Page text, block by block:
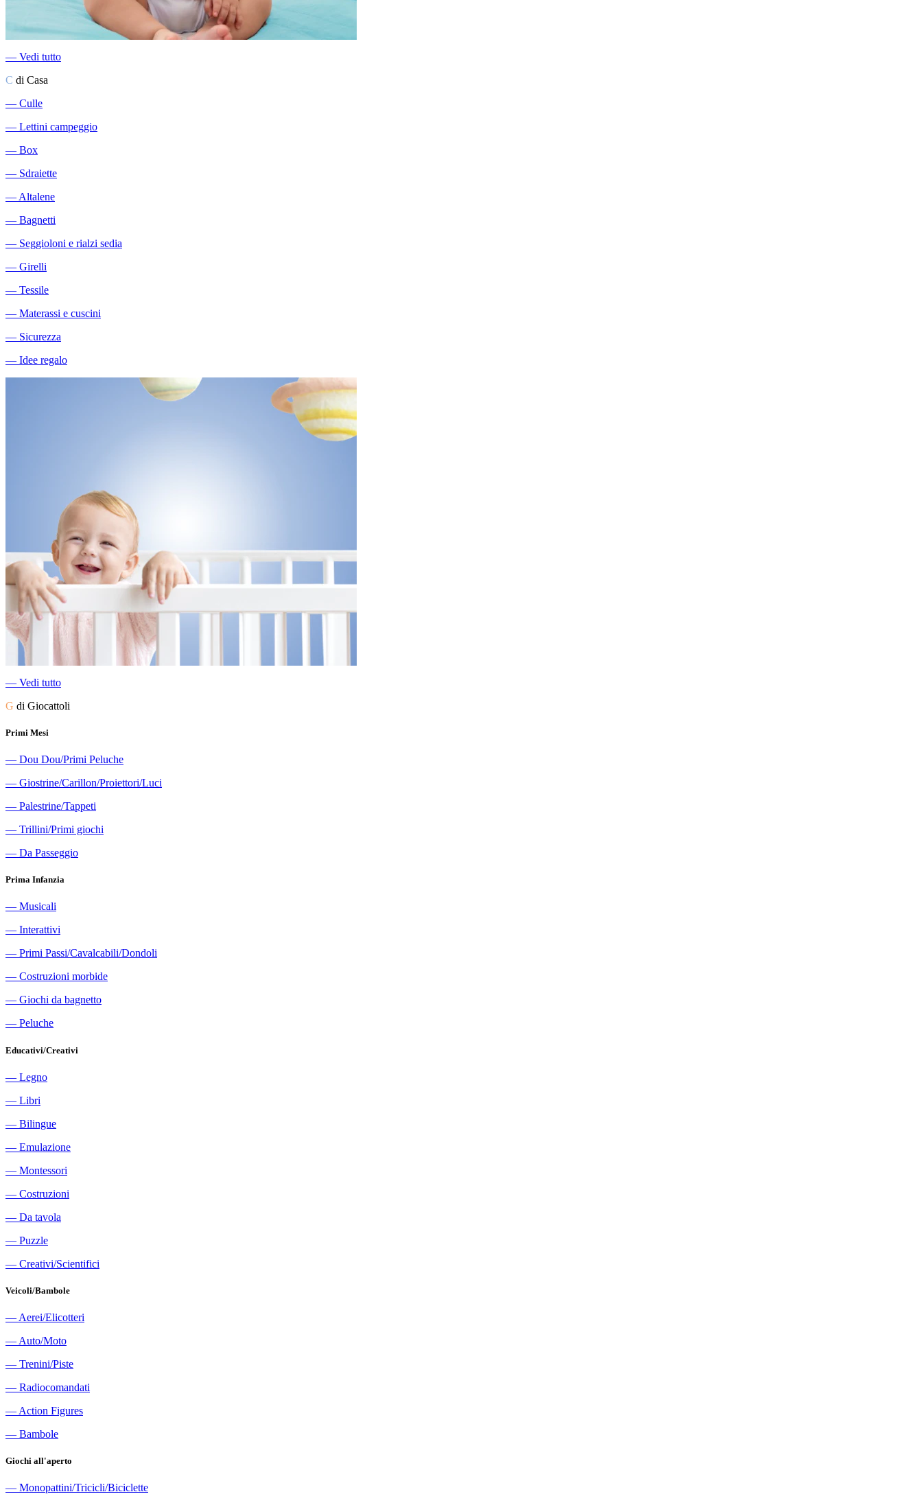
― Vedi tutto
C di Casa
― Culle
― Lettini campeggio
― Box
― Sdraiette
― Altalene
― Bagnetti
― Seggioloni e rialzi sedia
― Girelli
― Tessile
― Materassi e cuscini
― Sicurezza
― Idee regalo
― Vedi tutto
G di Giocattoli
Primi Mesi
― Dou Dou/Primi Peluche
― Giostrine/Carillon/Proiettori/Luci
― Palestrine/Tappeti
― Trillini/Primi giochi
― Da Passeggio
Prima Infanzia
― Musicali
― Interattivi
― Primi Passi/Cavalcabili/Dondoli
― Costruzioni morbide
― Giochi da bagnetto
― Peluche
Educativi/Creativi
― Legno
― Libri
― Bilingue
― Emulazione
― Montessori
― Costruzioni
― Da tavola
― Puzzle
― Creativi/Scientifici
Veicoli/Bambole
― Aerei/Elicotteri
― Auto/Moto
― Trenini/Piste
― Radiocomandati
― Action Figures
― Bambole
Giochi all'aperto
― Monopattini/Tricicli/Biciclette